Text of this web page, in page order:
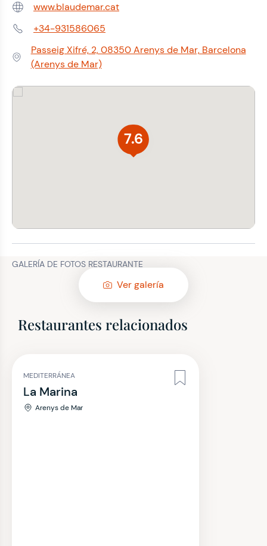
Web: www.blaudemar.cat
Teléfono:+34-931586065
Dirección:
Passeig Xifré, 2, 08350 Arenys de Mar, Barcelona
(Arenys de Mar)
7.6
GALERÍA DE FOTOS RESTAURANTE
Ver galería
Restaurantes relacionados
MEDITERRÁNEA
La Marina
Arenys de Mar